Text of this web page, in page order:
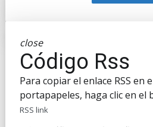
close
Código Rss
Para copiar el enlace RSS en
portapapeles, haga clic en el
RSS link